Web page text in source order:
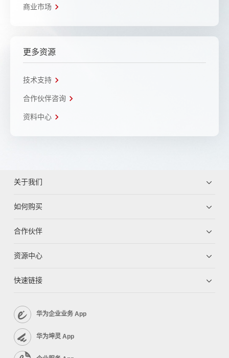
商业市场
更多资源
技术支持
合作伙伴咨询
资料中心
关于我们
如何购买
合作伙伴
资源中心
快速链接
华为企业业务 App
华为坤灵 App